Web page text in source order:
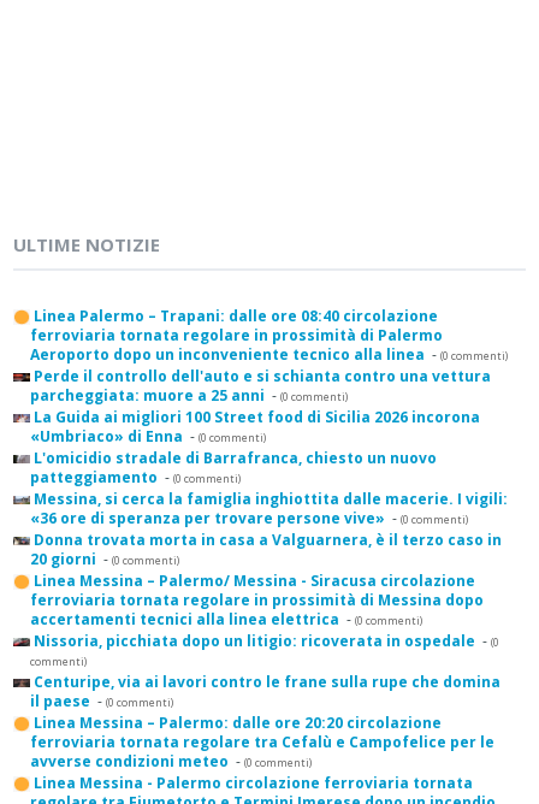
ULTIME NOTIZIE
Linea Palermo – Trapani: dalle ore 08:40 circolazione
ferroviaria tornata regolare in prossimità di Palermo
Aeroporto dopo un inconveniente tecnico alla linea - (0 commenti)
Perde il controllo dell'auto e si schianta contro una vettura
parcheggiata: muore a 25 anni - (0 commenti)
La Guida ai migliori 100 Street food di Sicilia 2026 incorona
«Umbriaco» di Enna - (0 commenti)
L'omicidio stradale di Barrafranca, chiesto un nuovo
patteggiamento - (0 commenti)
Messina, si cerca la famiglia inghiottita dalle macerie. I vigili:
«36 ore di speranza per trovare persone vive» - (0 commenti)
Donna trovata morta in casa a Valguarnera, è il terzo caso in
20 giorni - (0 commenti)
Linea Messina – Palermo/ Messina - Siracusa circolazione
ferroviaria tornata regolare in prossimità di Messina dopo
accertamenti tecnici alla linea elettrica - (0 commenti)
Nissoria, picchiata dopo un litigio: ricoverata in ospedale - (0
commenti)
Centuripe, via ai lavori contro le frane sulla rupe che domina
il paese - (0 commenti)
Linea Messina – Palermo: dalle ore 20:20 circolazione
ferroviaria tornata regolare tra Cefalù e Campofelice per le
avverse condizioni meteo - (0 commenti)
Linea Messina - Palermo circolazione ferroviaria tornata